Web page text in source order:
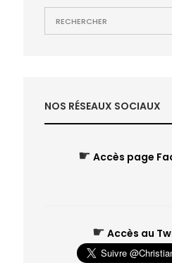
NOS RÉSEAUX SOCIAUX
☛ Accès page
☛ Accès au